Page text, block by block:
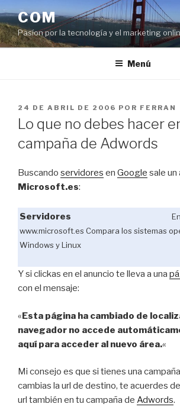
al
contenido
COM
Pasíon por la tecnología y el marketing
Menú
PUBLICADO
EL
24 DE ABRIL DE 2006 POR FERRAN
Lo que no debes hacer
campaña de Adwords
Buscando servidores en Google sale un
Microsoft.es:
Servidores
www.microsoft.es Compara los sistemas
Windows y Linux
Y si clickas en el anuncio te lleva a una
con el mensaje:
«Esta página ha cambiado de
navegador no accede
aquí para acceder al nuevo área.«
Mi consejo es que si tienes una
cambias la url de destino, te acuerdes
url también en tu campaña de Adwords.